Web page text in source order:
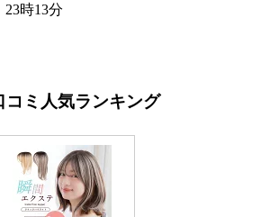
23時13分
コミ人気ランキング